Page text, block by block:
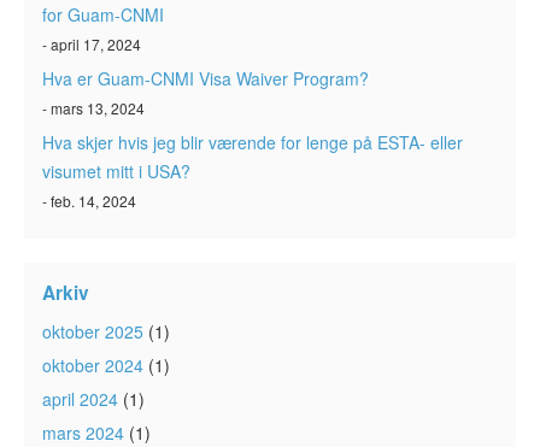
for Guam-CNMI
- april 17, 2024
Hva er Guam-CNMI Visa Waiver Program?
- mars 13, 2024
Hva skjer hvis jeg blir værende for lenge på ESTA- eller
visumet mitt i USA?
- feb. 14, 2024
Arkiv
oktober 2025 (1)
oktober 2024 (1)
april 2024 (1)
mars 2024 (1)